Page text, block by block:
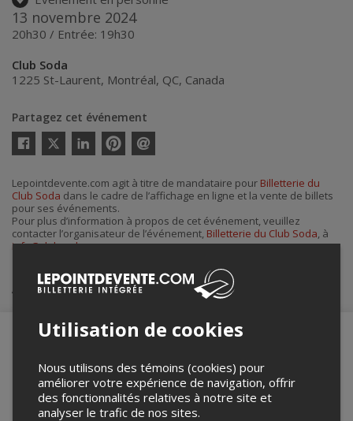
13 novembre 2024
20h30 / Entrée: 19h30
Club Soda
1225 St-Laurent, Montréal, QC, Canada
Partagez cet événement
Twitter
courriel
Lepointdevente.com agit à titre de mandataire pour Billetterie du
Club Soda dans le cadre de l’affichage en ligne et la vente de billets
pour ses événements.
Pour plus d’information à propos de cet événement, veuillez
contacter l’organisateur de l’événement, Billetterie du Club Soda, à
info@clubsoda.ca.
Achat de billets
Merci de confirmer que vous n'êtes pas un
robot ci-bas.
Utilisation de cookies
Nous utilisons des témoins (cookies) pour
améliorer votre expérience de navigation, offrir
des fonctionnalités relatives à notre site et
analyser le trafic de nos sites.